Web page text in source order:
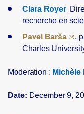
Clara Royer,
recherche en
Pavel Barša
,
Charles
Moderation : Michèle
Date: December 9,